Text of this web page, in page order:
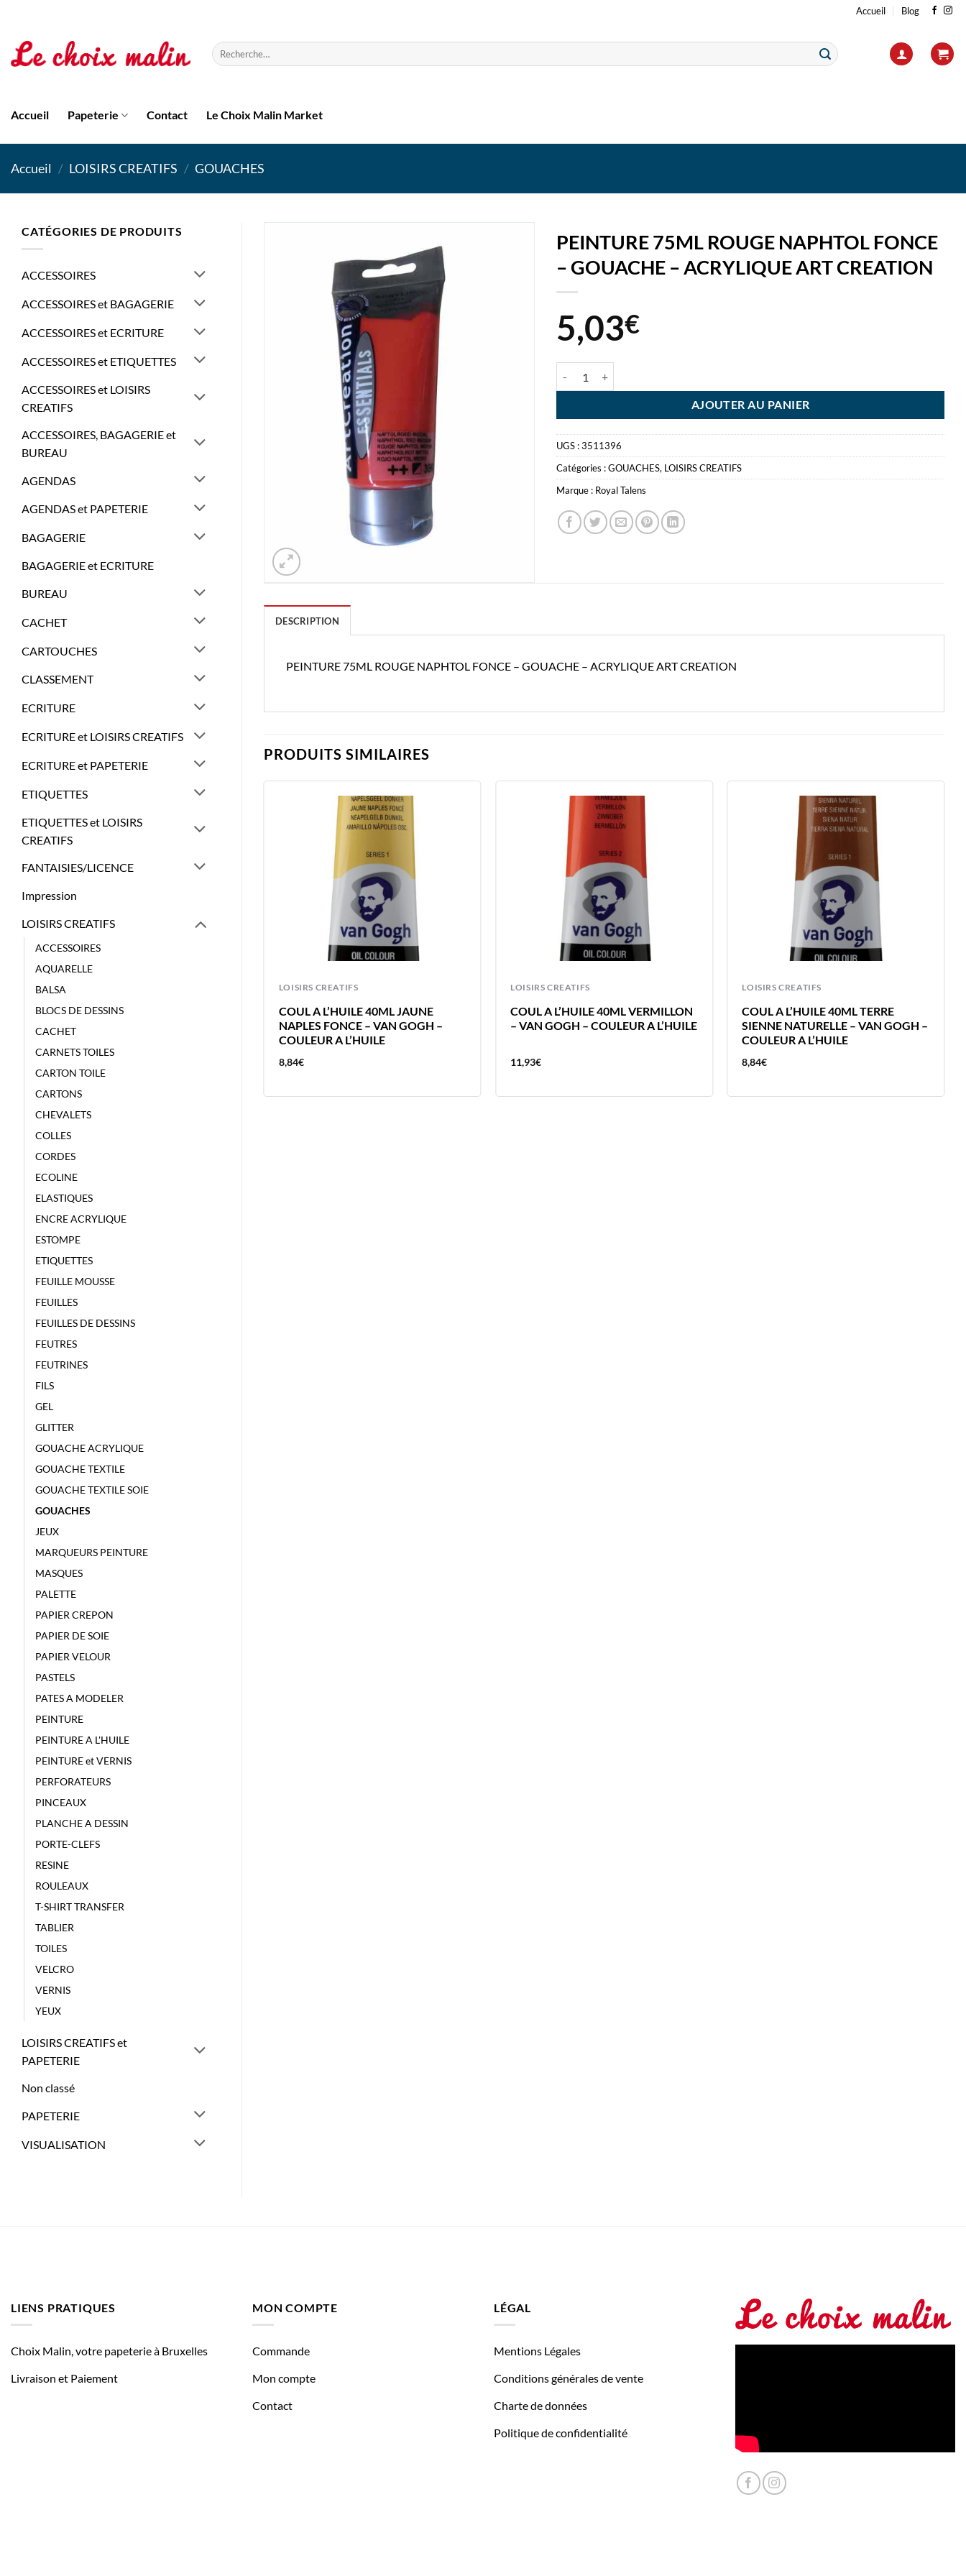
contenu
Accueil Blog
Recherche
pour :
Accueil Papeterie Contact Le Choix Malin Market
Accueil / LOISIRS CREATIFS / GOUACHES
CATÉGORIES DE PRODUITS
ACCESSOIRES
ACCESSOIRES et BAGAGERIE
ACCESSOIRES et ECRITURE
ACCESSOIRES et ETIQUETTES
ACCESSOIRES et LOISIRS
CREATIFS
ACCESSOIRES, BAGAGERIE et
BUREAU
AGENDAS
AGENDAS et PAPETERIE
BAGAGERIE
BAGAGERIE et ECRITURE
BUREAU
CACHET
CARTOUCHES
CLASSEMENT
ECRITURE
ECRITURE et LOISIRS CREATIFS
ECRITURE et PAPETERIE
ETIQUETTES
ETIQUETTES et LOISIRS
CREATIFS
FANTAISIES/LICENCE
Impression
LOISIRS CREATIFS
ACCESSOIRES
AQUARELLE
BALSA
BLOCS DE DESSINS
CACHET
CARNETS TOILES
CARTON TOILE
CARTONS
CHEVALETS
COLLES
CORDES
ECOLINE
ELASTIQUES
ENCRE ACRYLIQUE
ESTOMPE
ETIQUETTES
FEUILLE MOUSSE
FEUILLES
FEUILLES DE DESSINS
FEUTRES
FEUTRINES
FILS
GEL
GLITTER
GOUACHE ACRYLIQUE
GOUACHE TEXTILE
GOUACHE TEXTILE SOIE
GOUACHES
JEUX
MARQUEURS PEINTURE
MASQUES
PALETTE
PAPIER CREPON
PAPIER DE SOIE
PAPIER VELOUR
PASTELS
PATES A MODELER
PEINTURE
PEINTURE A L'HUILE
PEINTURE et VERNIS
PERFORATEURS
PINCEAUX
PLANCHE A DESSIN
PORTE-CLEFS
RESINE
ROULEAUX
T-SHIRT TRANSFER
TABLIER
TOILES
VELCRO
VERNIS
YEUX
LOISIRS CREATIFS et
PAPETERIE
Non classé
PAPETERIE
VISUALISATION
PEINTURE 75ML ROUGE NAPHTOL FONCE
– GOUACHE – ACRYLIQUE ART CREATION
5,03€
AJOUTER AU PANIER
UGS :3511396
Catégories :GOUACHES, LOISIRS CREATIFS
Marque : Royal Talens
DESCRIPTION
PEINTURE 75ML ROUGE NAPHTOL FONCE – GOUACHE – ACRYLIQUE ART CREATION
PRODUITS SIMILAIRES
LOISIRS CREATIFS
COUL A L’HUILE 40ML JAUNE
NAPLES FONCE – VAN GOGH –
COULEUR A L’HUILE
8,84€
LOISIRS CREATIFS
COUL A L’HUILE 40ML VERMILLON
– VAN GOGH – COULEUR A L’HUILE
11,93€
LOISIRS CREATIFS
COUL A L’HUILE 40ML TERRE
SIENNE NATURELLE – VAN GOGH –
COULEUR A L’HUILE
8,84€
LOISIRS CREATIFS
COUL A L’HUILE 40ML JAUNE
NAPLES CLAIR – VAN GOGH –
COULEUR A L’HUILE
LIENS PRATIQUES
Choix Malin, votre papeterie à Bruxelles
Livraison et Paiement
MON COMPTE
Commande
Mon compte
Contact
LÉGAL
Mentions Légales
Conditions générales de vente
Charte de données
Politique de confidentialité